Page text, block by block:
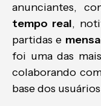
anunciantes,
tempo real,
partidas e
foi uma das
colaborando
base dos